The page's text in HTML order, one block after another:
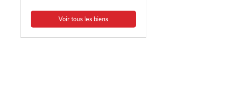
Voir tous les biens